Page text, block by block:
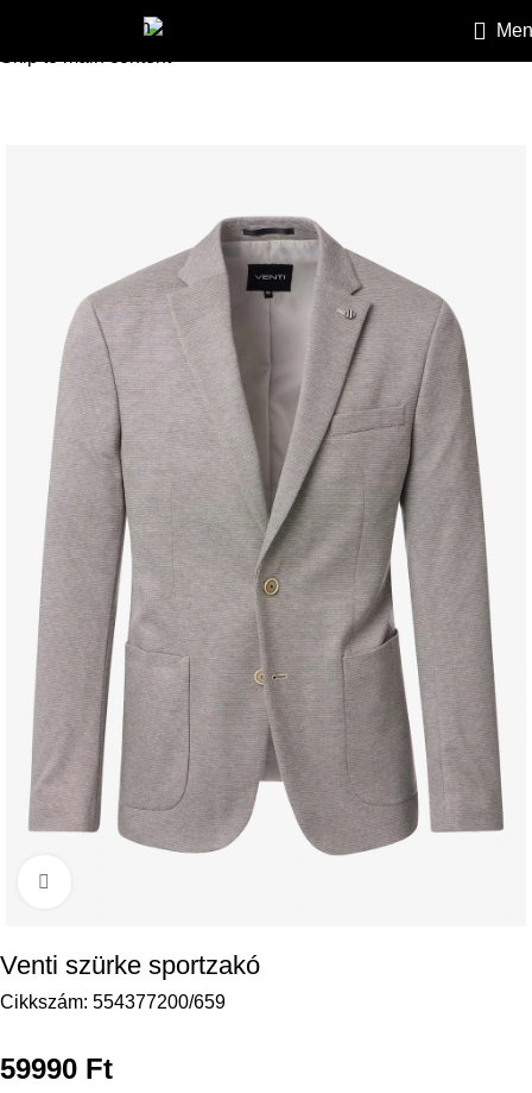
Skip to navigation
Venti szürke sportzakó
Cikkszám: 554377200/659
59990 Ft